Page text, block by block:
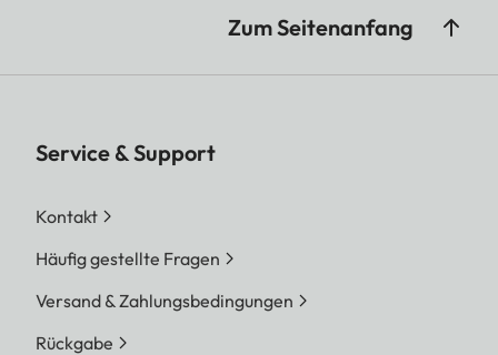
Zum Seitenanfang
Service & Support
Kontakt
Häufig gestellte Fragen
Versand & Zahlungsbedingungen
Rückgabe